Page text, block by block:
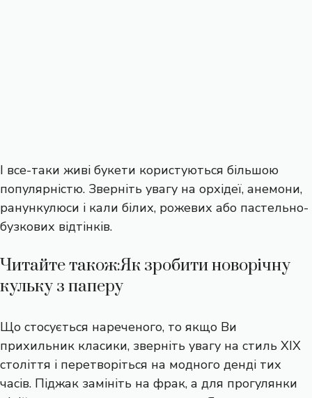
І все-таки живі букети користуються більшою
популярністю. Зверніть увагу на орхідеї, анемони,
ранункулюси і кали білих, рожевих або пастельно-
бузкових відтінків.
Читайте також:Як зробити новорічну
кульку з паперу
Що стосується нареченого, то якщо Ви
прихильник класики, зверніть увагу на стиль XIX
століття і перетворіться на модного денді тих
часів. Піджак замініть на фрак, а для прогулянки